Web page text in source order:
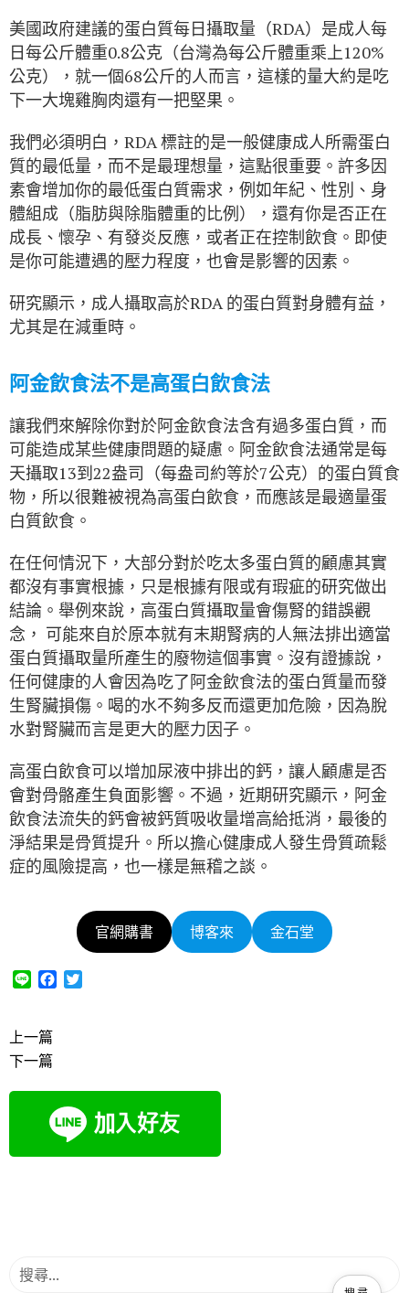
美國政府建議的蛋白質每日攝取量（RDA）是成人每
日每公斤體重0.8公克（台灣為每公斤體重乘上120%
公克），就一個68公斤的人而言，這樣的量大約是吃
下一大塊雞胸肉還有一把堅果。
我們必須明白，RDA 標註的是一般健康成人所需蛋白
質的最低量，而不是最理想量，這點很重要。許多因
素會增加你的最低蛋白質需求，例如年紀、性別、身
體組成（脂肪與除脂體重的比例），還有你是否正在
成長、懷孕、有發炎反應，或者正在控制飲食。即使
是你可能遭遇的壓力程度，也會是影響的因素。
研究顯示，成人攝取高於RDA 的蛋白質對身體有益，
尤其是在減重時。
阿金飲食法不是高蛋白飲食法
讓我們來解除你對於阿金飲食法含有過多蛋白質，而
可能造成某些健康問題的疑慮。阿金飲食法通常是每
天攝取13到22盎司（每盎司約等於7公克）的蛋白質食
物，所以很難被視為高蛋白飲食，而應該是最適量蛋
白質飲食。
在任何情況下，大部分對於吃太多蛋白質的顧慮其實
都沒有事實根據，只是根據有限或有瑕疵的研究做出
結論。舉例來說，高蛋白質攝取量會傷腎的錯誤觀
念， 可能來自於原本就有末期腎病的人無法排出適當
蛋白質攝取量所產生的廢物這個事實。沒有證據說，
任何健康的人會因為吃了阿金飲食法的蛋白質量而發
生腎臟損傷。喝的水不夠多反而還更加危險，因為脫
水對腎臟而言是更大的壓力因子。
高蛋白飲食可以增加尿液中排出的鈣，讓人顧慮是否
會對骨骼產生負面影響。不過，近期研究顯示，阿金
飲食法流失的鈣會被鈣質吸收量增高給抵消，最後的
淨結果是骨質提升。所以擔心健康成人發生骨質疏鬆
症的風險提高，也一樣是無稽之談。
官網購書 博客來 金石堂
e
o
k
r
上一篇
下一篇